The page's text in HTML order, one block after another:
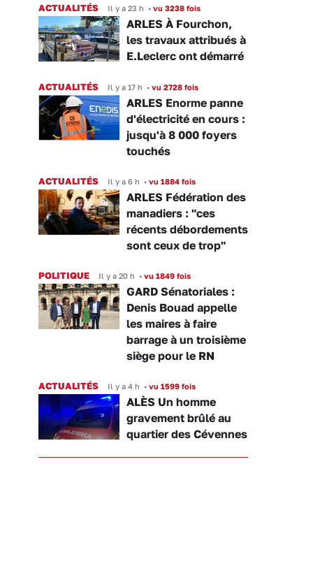
ACTUALITÉS Il y a 23 h • vu 3238 fois
ARLES À Fourchon,
les travaux attribués à
E.Leclerc ont démarré
ACTUALITÉS Il y a 17 h • vu 2728 fois
ARLES Enorme panne
d'électricité en cours :
jusqu'à 8 000 foyers
touchés
ACTUALITÉS Il y a 6 h • vu 1884 fois
ARLES Fédération des
manadiers : "ces
récents débordements
sont ceux de trop"
POLITIQUE Il y a 20 h • vu 1849 fois
GARD Sénatoriales :
Denis Bouad appelle
les maires à faire
barrage à un troisième
siège pour le RN
ACTUALITÉS Il y a 4 h • vu 1599 fois
ALÈS Un homme
gravement brûlé au
quartier des Cévennes